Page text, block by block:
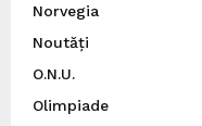
Norvegia
Noutăți
O.N.U.
Olimpiade